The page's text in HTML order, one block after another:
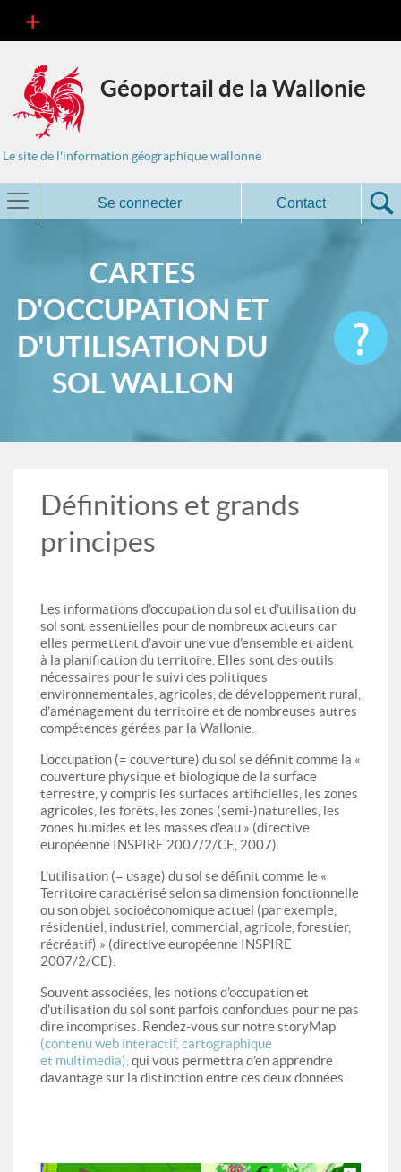
Géoportail de la Wallonie
Le site de l'information géographique wallonne
Se connecter Contact
CARTES
D'OCCUPATION ET
D'UTILISATION DU
SOL WALLON
Définitions et grands
principes
Les informations d’occupation du sol et d’utilisation du
sol sont essentielles pour de nombreux acteurs car
elles permettent d’avoir une vue d’ensemble et aident
à la planification du territoire. Elles sont des outils
nécessaires pour le suivi des politiques
environnementales, agricoles, de développement rural,
d’aménagement du territoire et de nombreuses autres
compétences gérées par la Wallonie.
L’occupation (= couverture) du sol se définit comme la «
couverture physique et biologique de la surface
terrestre, y compris les surfaces artificielles, les zones
agricoles, les forêts, les zones (semi-)naturelles, les
zones humides et les masses d'eau » (directive
européenne INSPIRE 2007/2/CE, 2007).
L’utilisation (= usage) du sol se définit comme le «
Territoire caractérisé selon sa dimension fonctionnelle
ou son objet socioéconomique actuel (par exemple,
résidentiel, industriel, commercial, agricole, forestier,
récréatif) » (directive européenne INSPIRE
2007/2/CE).
Souvent associées, les notions d’occupation et
d’utilisation du sol sont parfois confondues pour ne pas
dire incomprises. Rendez-vous sur notre storyMap
(contenu web interactif, cartographique
et multimedia), qui vous permettra d’en apprendre
davantage sur la distinction entre ces deux données.